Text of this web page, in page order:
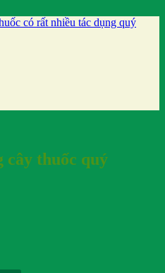
có rất nhiều tác dụng quý
cây thuốc quý